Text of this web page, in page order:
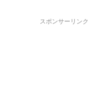
スポンサーリンク